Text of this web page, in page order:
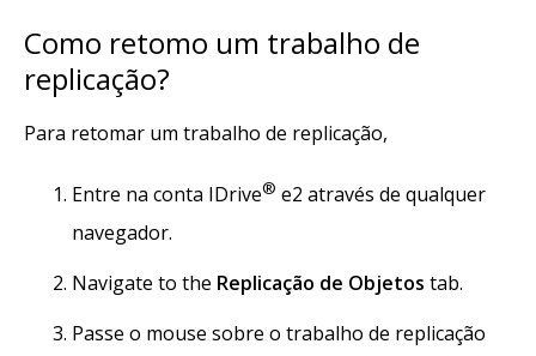
Como retomo um trabalho de
replicação?
Para retomar um trabalho de replicação,
Entre na conta IDrive® e2 através de qualquer
navegador.
Navigate to the Replicação de Objetos tab.
Passe o mouse sobre o trabalho de replicação